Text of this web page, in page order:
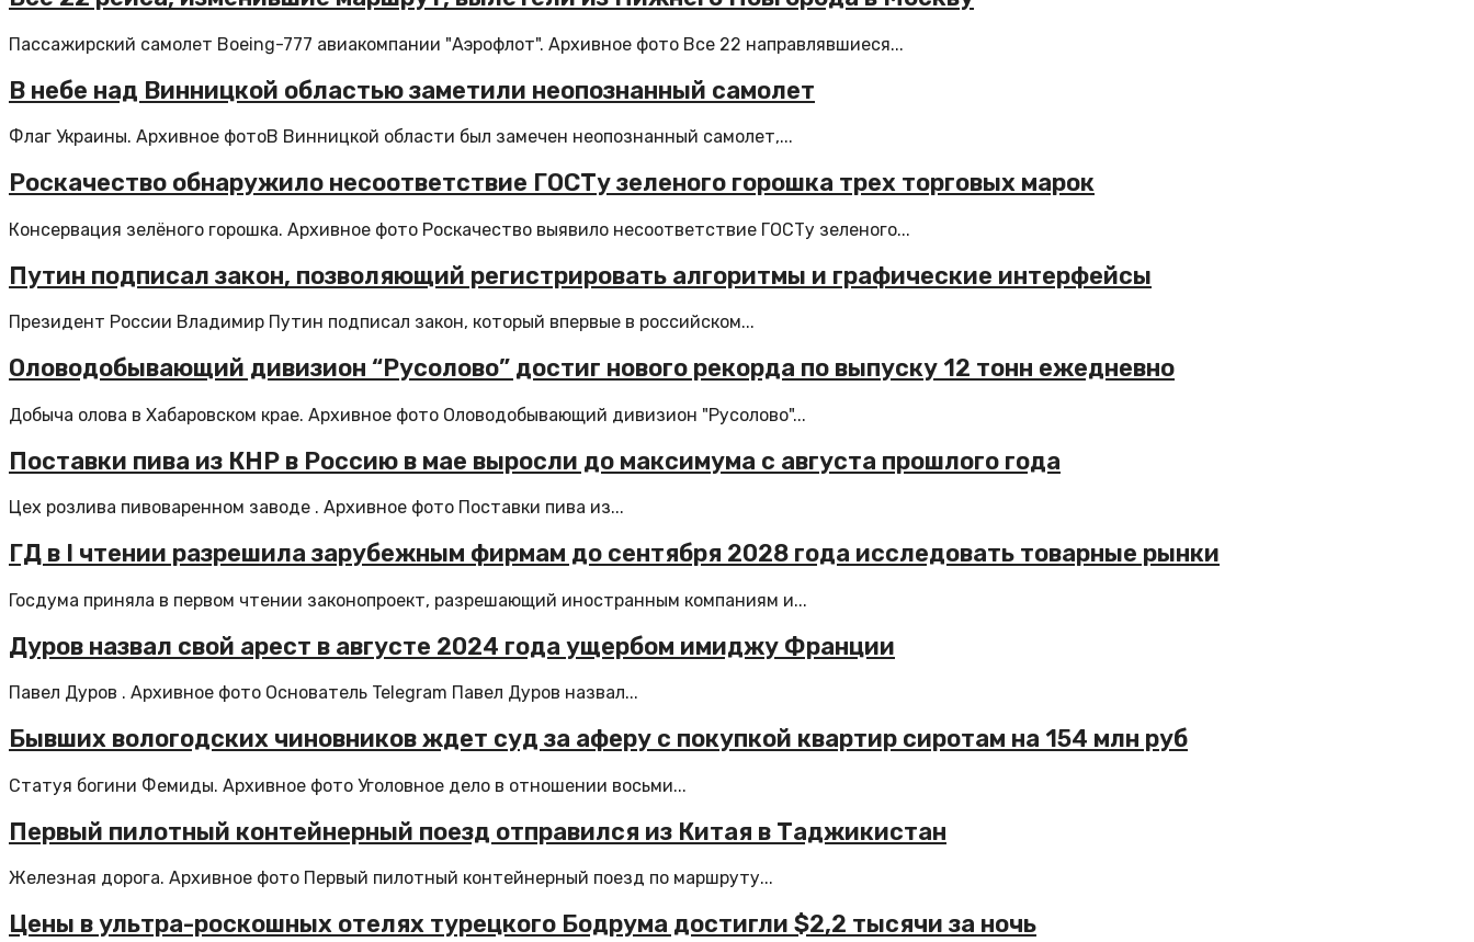
Пассажирский самолет Boeing-777 авиакомпании "Аэрофлот". Архивное фото Все 22 направлявшиеся...
В небе над Винницкой областью заметили неопознанный самолет
Флаг Украины. Архивное фотоВ Винницкой области был замечен неопознанный самолет,...
Роскачество обнаружило несоответствие ГОСТу зеленого горошка трех торговых марок
Консервация зелёного горошка. Архивное фото Роскачество выявило несоответствие ГОСТу зеленого...
Путин подписал закон, позволяющий регистрировать алгоритмы и графические интерфейсы
Президент России Владимир Путин подписал закон, который впервые в российском...
Оловодобывающий дивизион “Русолово” достиг нового рекорда по выпуску 12 тонн ежедневно
Добыча олова в Хабаровском крае. Архивное фото Оловодобывающий дивизион "Русолово"...
Поставки пива из КНР в Россию в мае выросли до максимума с августа прошлого года
Цех розлива пивоваренном заводе . Архивное фото Поставки пива из...
ГД в I чтении разрешила зарубежным фирмам до сентября 2028 года исследовать товарные рынки
Госдума приняла в первом чтении законопроект, разрешающий иностранным компаниям и...
Дуров назвал свой арест в августе 2024 года ущербом имиджу Франции
Павел Дуров . Архивное фото Основатель Telegram Павел Дуров назвал...
Бывших вологодских чиновников ждет суд за аферу с покупкой квартир сиротам на 154 млн руб
Статуя богини Фемиды. Архивное фото Уголовное дело в отношении восьми...
Первый пилотный контейнерный поезд отправился из Китая в Таджикистан
Железная дорога. Архивное фото Первый пилотный контейнерный поезд по маршруту...
Цены в ультра-роскошных отелях турецкого Бодрума достигли $2,2 тысячи за ночь